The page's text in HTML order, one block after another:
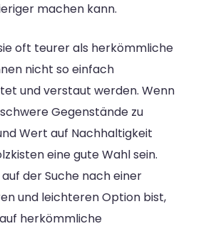
machen kann.
oft teurer als herkömmliche
nicht so einfach
und verstaut werden. Wenn
Gegenstände zu
Wert auf Nachhaltigkeit
eine gute Wahl sein.
der Suche nach einer
und leichteren Option bist,
herkömmliche